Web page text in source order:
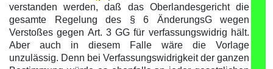
verstanden werden, daß das Oberlandesgericht die
gesamte Regelung des § 6 ÄnderungsG wegen
Verstoßes gegen Art. 3 GG für verfassungswidrig hält.
Aber auch in diesem Falle wäre die Vorlage
unzulässig. Denn bei Verfassungswidrigkeit der ganzen